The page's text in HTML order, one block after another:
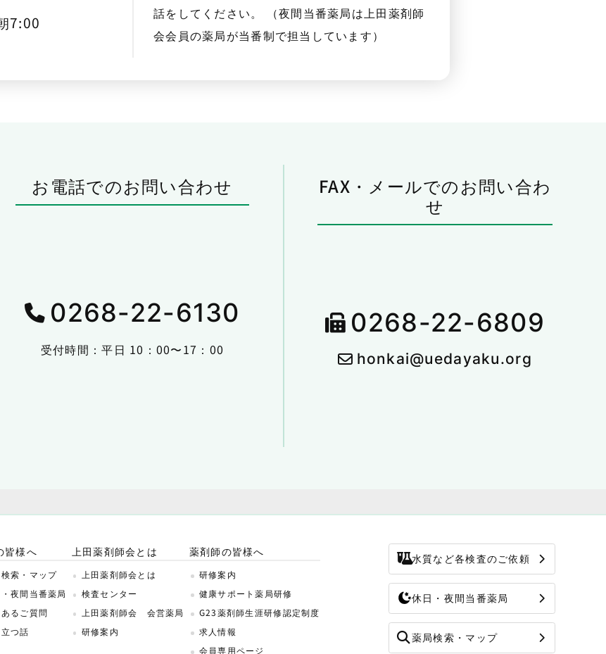
7:00
話をしてください。 （夜間当番薬局は上田薬剤師
会会員の薬局が当番制で担当しています）
お電話でのお問い合わせ
0268-22-6130
受付時間：平日 10：00〜17：00
FAX・メールでのお問い合わ
せ
0268-22-6809
honkai@uedayaku.org
皆様へ
索・マップ
夜間当番薬局
るご質問
つ話
上田薬剤師会とは
上田薬剤師会とは
検査センター
上田薬剤師会 会営薬局
研修案内
薬剤師の皆様へ
研修案内
健康サポート薬局研修
G23薬剤師生涯研修認定制度
求人情報
会員専用ページ
水質など各検査のご依頼
休日・夜間当番薬局
薬局検索・マップ